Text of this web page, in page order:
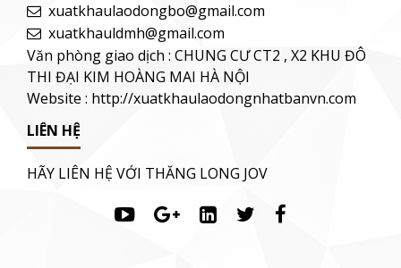
xuatkhaulaodongbo@gmail.com
xuatkhauldmh@gmail.com
Văn phòng giao dịch : CHUNG CƯ CT2 , X2 KHU ĐÔ
THI ĐẠI KIM HOÀNG MAI HÀ NỘI
Website : http://xuatkhaulaodongnhatbanvn.com
LIÊN HỆ
HÃY LIÊN HỆ VỚI THĂNG LONG JOV